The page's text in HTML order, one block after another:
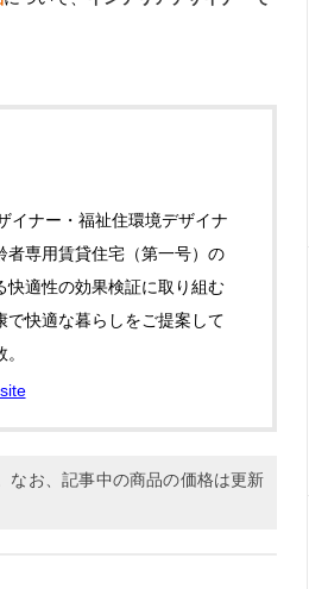
イナー・福祉住環境デザイナ
者専用賃貸住宅（第一号）の
快適性の効果検証に取り組む
で快適な暮らしをご提案して
なお、記事中の商品の価格は更新